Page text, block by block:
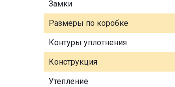
Замки
Размеры по коробке
Контуры уплотнения
Конструкция
Утепление